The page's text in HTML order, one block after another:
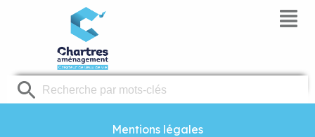
Mentions légales
Panneau de gestion des cookies